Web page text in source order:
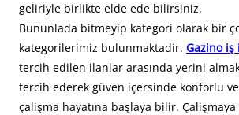
geliriyle birlikte elde ede bilirsiniz.
Bununlada bitmeyip kategori olarak bir
kategorilerimiz bulunmaktadir. Gazino iş
tercih edilen ilanlar arasında yerini
tercih ederek güven içersinde konforlu
çalişma hayatına başlaya bilir. Çalişmaya